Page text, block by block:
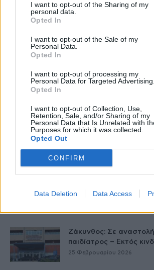
I want to opt-out of the Sharing of my
personal data.
Opted In
I want to opt-out of the Sale of my
Personal Data.
Opted In
I want to opt-out of processing my
Personal Data for Targeted Advertising.
Opted In
I want to opt-out of Collection, Use,
Retention, Sale, and/or Sharing of my
Personal Data that Is Unrelated with
Purposes for which it was collected.
Opted Out
CONFIRM
Data Deletion Data Access
Δείτε
Γαλλία – Η τοξίνη
Αλεξάνδρα Καππάτου
Ζάκυνθος: Σε
παιδίατρος – Εκτός
25 Φεβρουαρίου 2026